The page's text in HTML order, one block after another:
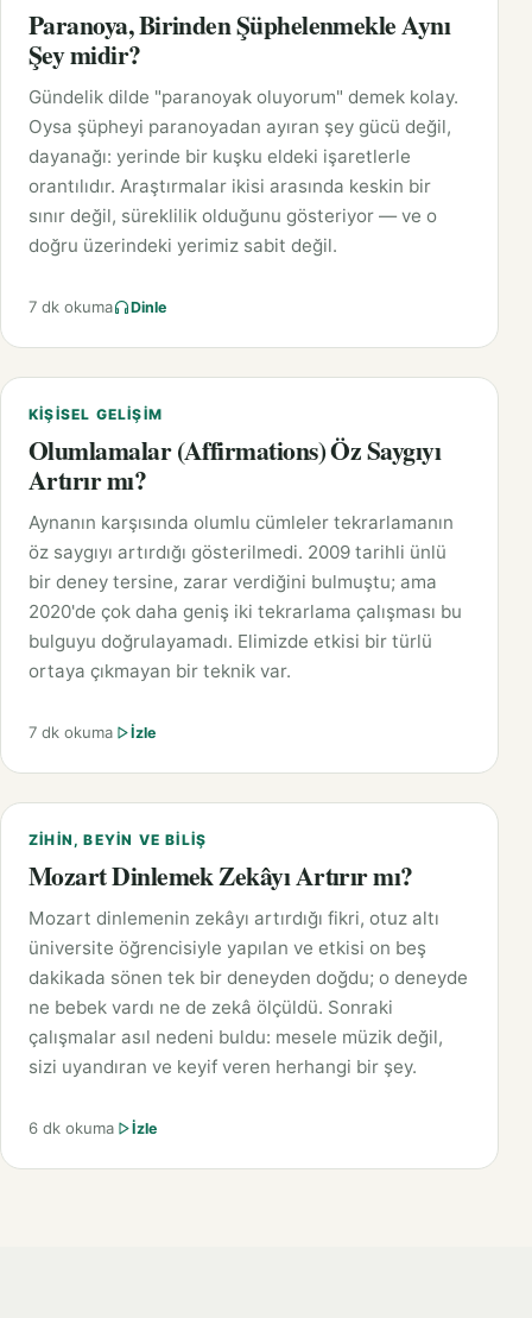
Paranoya, Birinden Şüphelenmekle Aynı
Şey midir?
Gündelik dilde "paranoyak oluyorum" demek kolay.
Oysa şüpheyi paranoyadan ayıran şey gücü değil,
dayanağı: yerinde bir kuşku eldeki işaretlerle
orantılıdır. Araştırmalar ikisi arasında keskin bir
sınır değil, süreklilik olduğunu gösteriyor — ve o
doğru üzerindeki yerimiz sabit değil.
7 dk okuma Dinle
KIŞISEL GELIŞIM
Olumlamalar (Affirmations) Öz Saygıyı
Artırır mı?
Aynanın karşısında olumlu cümleler tekrarlamanın
öz saygıyı artırdığı gösterilmedi. 2009 tarihli ünlü
bir deney tersine, zarar verdiğini bulmuştu; ama
2020'de çok daha geniş iki tekrarlama çalışması bu
bulguyu doğrulayamadı. Elimizde etkisi bir türlü
ortaya çıkmayan bir teknik var.
7 dk okuma İzle
ZIHIN, BEYIN VE BILIŞ
Mozart Dinlemek Zekâyı Artırır mı?
Mozart dinlemenin zekâyı artırdığı fikri, otuz altı
üniversite öğrencisiyle yapılan ve etkisi on beş
dakikada sönen tek bir deneyden doğdu; o deneyde
ne bebek vardı ne de zekâ ölçüldü. Sonraki
çalışmalar asıl nedeni buldu: mesele müzik değil,
sizi uyandıran ve keyif veren herhangi bir şey.
6 dk okuma İzle